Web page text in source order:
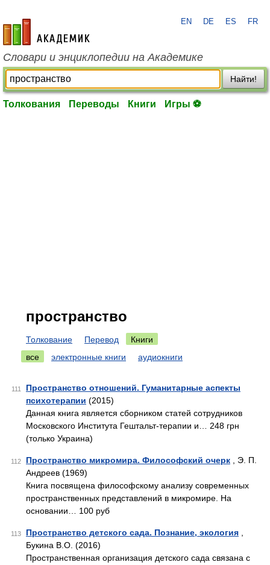
academic.ru
EN DE ES FR
Словари и энциклопедии на Академике
Найти!
Толкования Переводы Книги Игры ⚽
пространство
Толкование Перевод
Книги
все
электронные книги аудиокниги
111
Пространство отношений. Гуманитарные аспекты
психотерапии (2015)
Данная книга является сборником статей сотрудников
Московского Института Гештальт-терапии и… 248 грн
(только Украина)
112 Пространство микромира. Философский очерк , Э. П.
Андреев (1969)
Книга посвящена философскому анализу современных
пространственных представлений в микромире. На
основании… 100 руб
113 Пространство детского сада. Познание, экология
Букина В.О. (2016)
Пространственная организация детского сада связана с